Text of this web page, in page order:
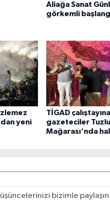
Aliağa Sanat
görkemli
yeni
TİGAD
gazeteciler
Mağarası'nda